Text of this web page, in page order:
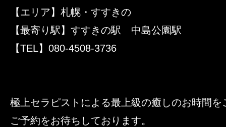
【エリア】札幌・すすきの
【最寄り駅】すすきの駅 中島公園駅
【TEL】080-4508-3736
極上セラピストによる最上級の癒しのお時間を
ご予約をお待ちしております。